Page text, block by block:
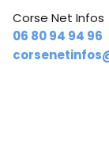
Corse Net Infos
06 80 94 94 96